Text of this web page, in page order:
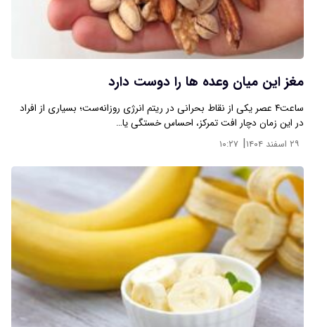
مغز این میان‌ وعده‌ ها را دوست دارد
ساعت۴ عصر یکی از نقاط بحرانی در ریتم انرژی روزانه‌ست؛ بسیاری از افراد
در این زمان دچار افت تمرکز، احساس خستگی یا…
۲۹ اسفند ۱۴۰۴ | ۱۰:۲۷